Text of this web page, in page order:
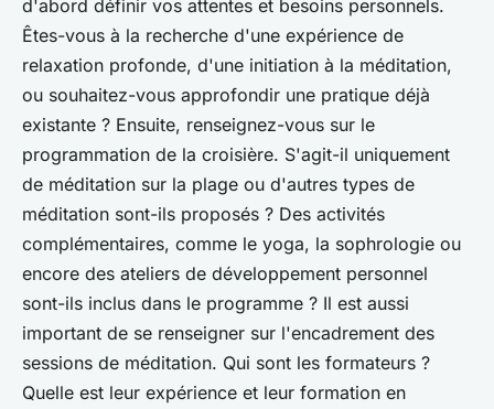
d'abord définir vos attentes et besoins personnels.
Êtes-vous à la recherche d'une expérience de
relaxation profonde, d'une initiation à la méditation,
ou souhaitez-vous approfondir une pratique déjà
existante ? Ensuite, renseignez-vous sur le
programmation de la croisière. S'agit-il uniquement
de méditation sur la plage ou d'autres types de
méditation sont-ils proposés ? Des activités
complémentaires, comme le yoga, la sophrologie ou
encore des ateliers de développement personnel
sont-ils inclus dans le programme ? Il est aussi
important de se renseigner sur l'encadrement des
sessions de méditation. Qui sont les formateurs ?
Quelle est leur expérience et leur formation en